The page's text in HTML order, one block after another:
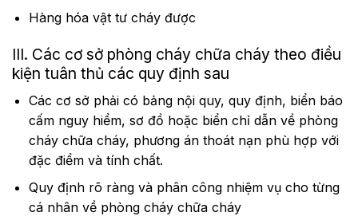
Hàng hóa vật tư cháy được
III. Các cơ sở phòng cháy chữa cháy theo điều
kiện tuân thủ các quy định sau
Các cơ sở phải có bảng nội quy, quy định, biển báo
cấm nguy hiểm, sơ đồ hoặc biển chỉ dẫn về phòng
cháy chữa cháy, phương án thoát nạn phù hợp với
đặc điểm và tính chất.
Quy định rõ ràng và phân công nhiệm vụ cho từng
cá nhân về phòng cháy chữa cháy